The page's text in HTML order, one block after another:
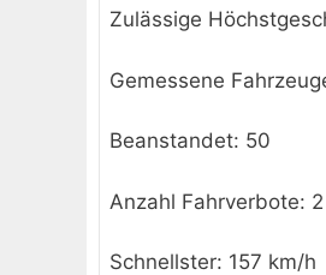
Zulässige
Gemessene
Beanstandet: 50
Anzahl Fahrverbote: 2
Schnellster: 157 km/h